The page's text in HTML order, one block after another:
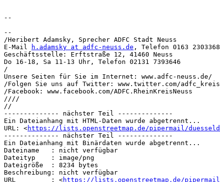
--
--
/Heribert Adamsky, Sprecher ADFC Stadt Neuss
E-Mail
h.adamsky at adfc-neuss.de , Telefon 0163 2303368
Geschäftsstelle: Erftstraße 12, 41460 Neuss
Do 16-18, Sa 11-13 Uhr, Telefon 02131 7393646
/
Unsere Seiten für Sie im Internet: www.adfc-neuss.de/
/Folgen Sie uns auf Twitter: www.twitter.com/
/Facebook: www.facebook.com/ADFC.RheinKreisNeuss
////
//
-------------- nächster Teil --------------
Ein Dateianhang mit HTML-Daten wurde abgetrennt...
URL: <https://lists.openstreetmap.de/pipermail/
-------------- nächster Teil --------------
Ein Dateianhang mit Binärdaten wurde abgetrennt...
Dateiname   : nicht verfügbar
Dateityp    : image/png
Dateigröße  : 8234 bytes
Beschreibung: nicht verfügbar
URL         : <https://lists.openstreetmap.de/pipermail/